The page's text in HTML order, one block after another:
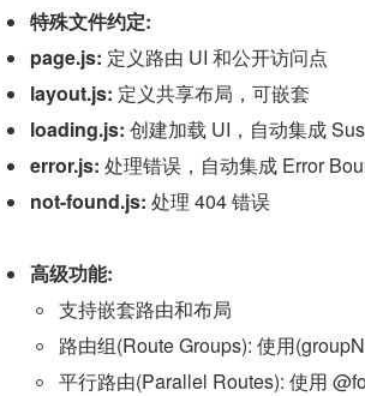
特殊文件约定:
page.js: 定义路由 UI 和公开访问点
layout.js: 定义共享布局，可嵌套
loading.js: 创建加载 UI，自动集成
error.js: 处理错误，自动集成 Error
not-found.js: 处理 404 错误
高级功能:
支持嵌套路由和布局
路由组(Route Groups): 使用
平行路由(Parallel Routes): 使用